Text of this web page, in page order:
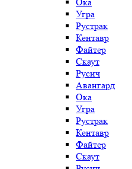
Угра
Рустрак
Кентавр
Файтер
Скаут
Русич
Авангард
Ока
Угра
Рустрак
Кентавр
Файтер
Скаут